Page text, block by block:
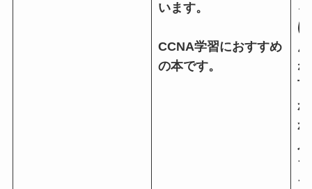
います。
CCNA学習におすすめ
の本です。